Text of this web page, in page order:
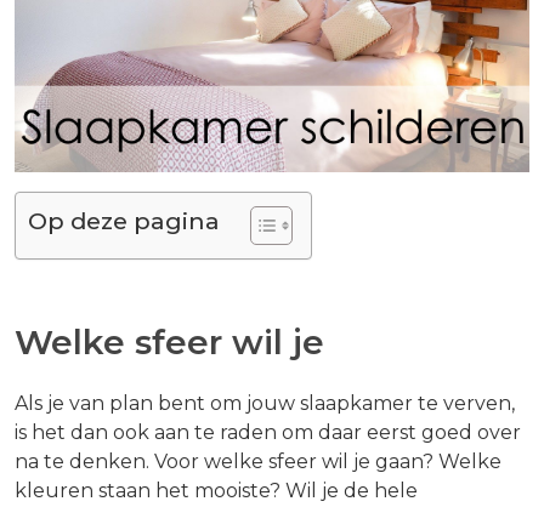
Op deze pagina
Welke sfeer wil je
Als je van plan bent om jouw slaapkamer te verven,
is het dan ook aan te raden om daar eerst goed over
na te denken. Voor welke sfeer wil je gaan? Welke
kleuren staan het mooiste? Wil je de hele